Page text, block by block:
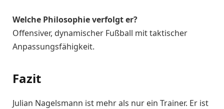
Welche Philosophie verfolgt er?
Offensiver, dynamischer Fußball mit taktischer
Anpassungsfähigkeit.
Fazit
Julian Nagelsmann ist mehr als nur ein Trainer. Er ist